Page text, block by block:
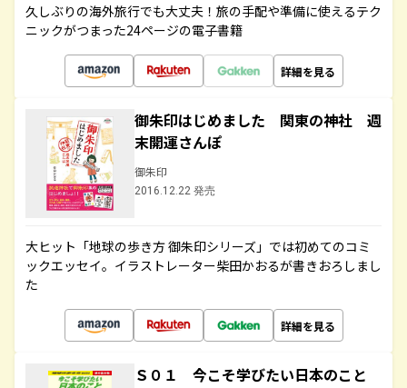
久しぶりの海外旅行でも大丈夫！旅の手配や準備に使えるテク
ニックがつまった24ページの電子書籍
詳細を見る
御朱印はじめました 関東の神社 週
末開運さんぽ
御朱印
2016.12.22 発売
大ヒット「地球の歩き方 御朱印シリーズ」では初めてのコミ
ックエッセイ。イラストレーター柴田かおるが書きおろしまし
た
詳細を見る
Ｓ０１ 今こそ学びたい日本のこと